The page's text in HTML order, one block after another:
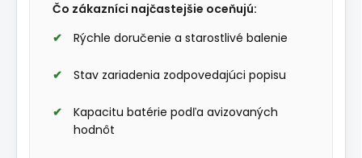
Čo zákazníci najčastejšie oceňujú:
Rýchle doručenie a starostlivé balenie
Stav zariadenia zodpovedajúci popisu
Kapacitu batérie podľa avizovaných
hodnôt